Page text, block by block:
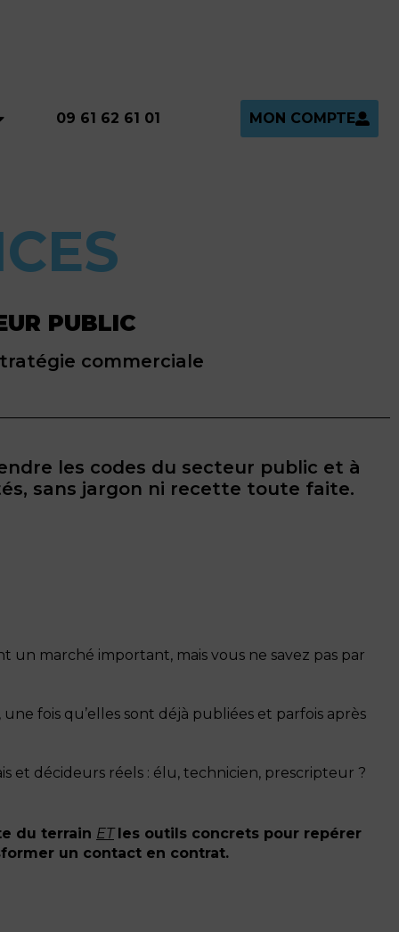
09 61 62 61 01 MON COMPTE
PUBLIC
commerciale
les codes du secteur public et à
sans jargon ni recette toute faite.
un marché important, mais vous ne savez pas par
fois qu’elles sont déjà publiées et parfois après
et décideurs réels : élu, technicien, prescripteur ?
du terrain ET les outils concrets pour repérer
un contact en contrat.